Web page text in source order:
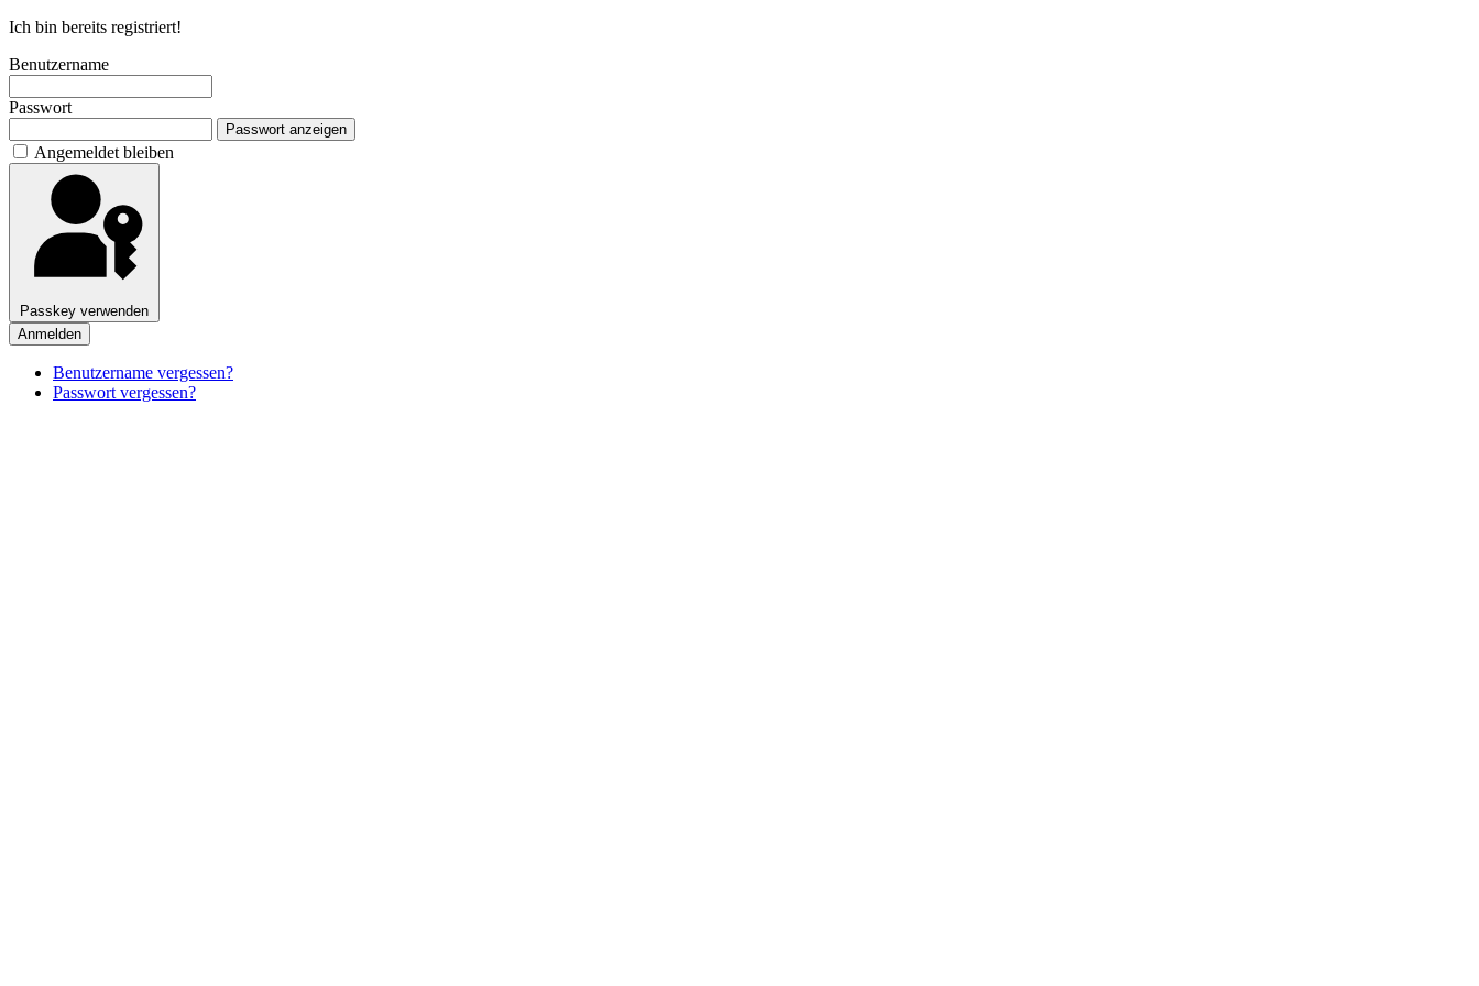
Ich bin bereits registriert!
Benutzername
Passwort
Passwort anzeigen
Angemeldet bleiben
Passkey verwenden
Anmelden
Benutzername vergessen?
Passwort vergessen?